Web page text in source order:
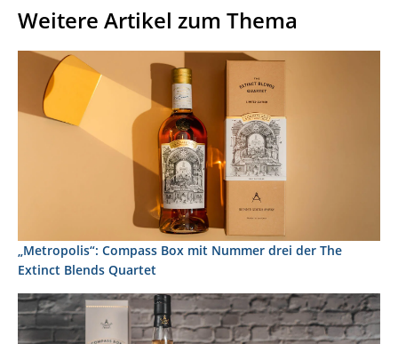
Weitere Artikel zum Thema
„Metropolis“: Compass Box mit Nummer drei der The
Extinct Blends Quartet